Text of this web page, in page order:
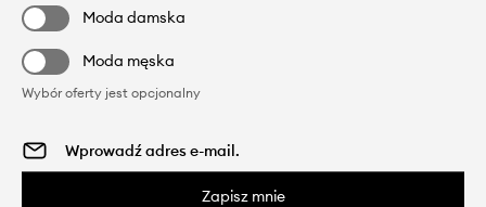
Moda damska
Moda męska
Wybór oferty jest opcjonalny
Zapisz mnie